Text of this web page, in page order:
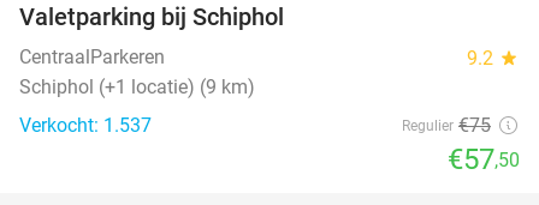
Valetparking bij Schiphol
CentraalParkeren 9.2 star
Schiphol (+1 locatie) (9 km)
Verkocht: 1.537
Regulier €75
€57,50